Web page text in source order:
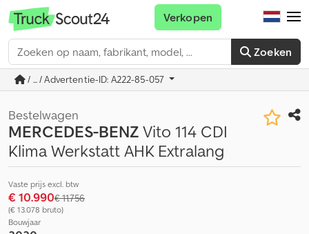
Zoeken
Verkopen
/ ... / Advertentie-ID: A222-85-057
Bestelwagen
MERCEDES-BENZVito 114 CDI
Klima Werkstatt AHK Extralang
Vaste prijs excl. btw
€ 10.990€ 11.756
(€ 13.078 bruto)
Bouwjaar